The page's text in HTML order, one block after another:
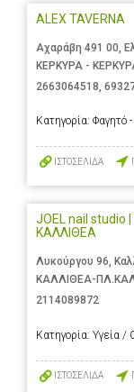
ALEX TAVERNA
Αχαράβη 491 00,
ΚΕΡΚΥΡΑ -
2663064518,
Κατηγορία: Φαγητό
ΙΣΤΟΣΕΛΙΔΑ
JOEL nail studio
ΚΑΛΛΙΘΕΑ
Λυκούργου 96,
ΚΑΛΛΙΘΕΑ-
2114089872
Κατηγορία: Υγεία /
ΙΣΤΟΣΕΛΙΔΑ